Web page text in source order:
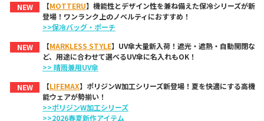
NEW
【MOTTERU】機能性とデザイン性を兼ね備えた保冷シリーズが新
登場！ワンランク上のノベルティにおすすめ！
>>保冷バッグ・ポーチ
NEW
【MARKLESS STYLE】UV傘大量新入荷！遮光・遮熱・自動開閉な
ど、用途に合わせて選べるUV傘に名入れもOK！
>> 晴雨兼用UV傘
NEW
【LIFEMAX】ポリジンW加工シリーズ新登場！夏を快適にする高機
能ウェアが勢揃い！
>>ポリジンW加工シリーズ
>>2026春夏新作アイテム